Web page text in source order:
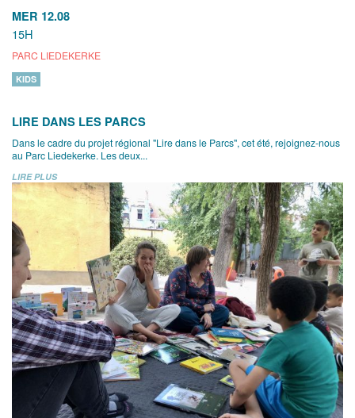
MER 12.08
15H
PARC LIEDEKERKE
KIDS
LIRE DANS LES PARCS
Dans le cadre du projet régional "Lire dans le Parcs", cet été, rejoignez-nous
au Parc Liedekerke. Les deux...
LIRE PLUS